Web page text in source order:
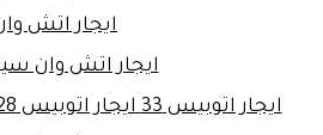
ايجار اتش
ايجار اتش وان